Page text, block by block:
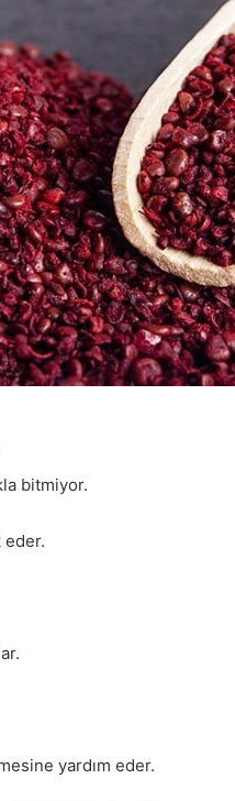
bitmiyor.
eder.
yardım eder.